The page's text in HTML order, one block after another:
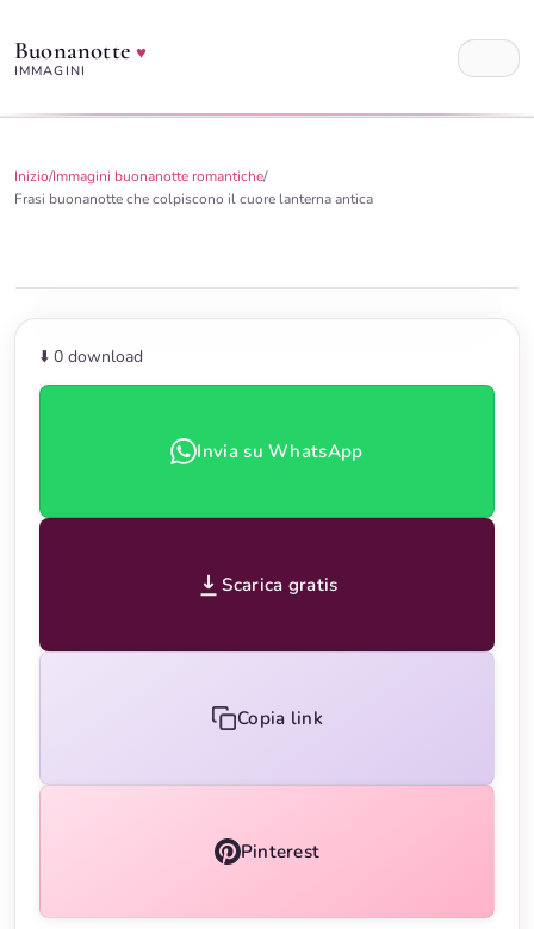
Buonanotte♥
IMMAGINI
Inizio/Immagini buonanotte romantiche/
Frasi buonanotte che colpiscono il cuore lanterna antica
⬇️ 0 download
Invia su WhatsApp
Scarica gratis
Copia link
Pinterest